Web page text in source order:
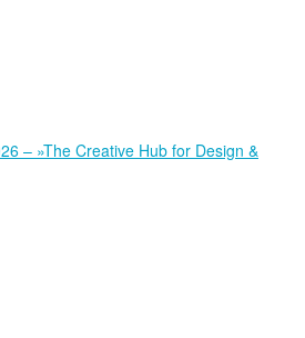
– »The Creative Hub for Design &